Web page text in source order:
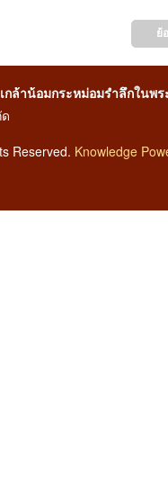
กล้าน้อมกระหม่อมรำลึกใน
Reserved. Knowledge